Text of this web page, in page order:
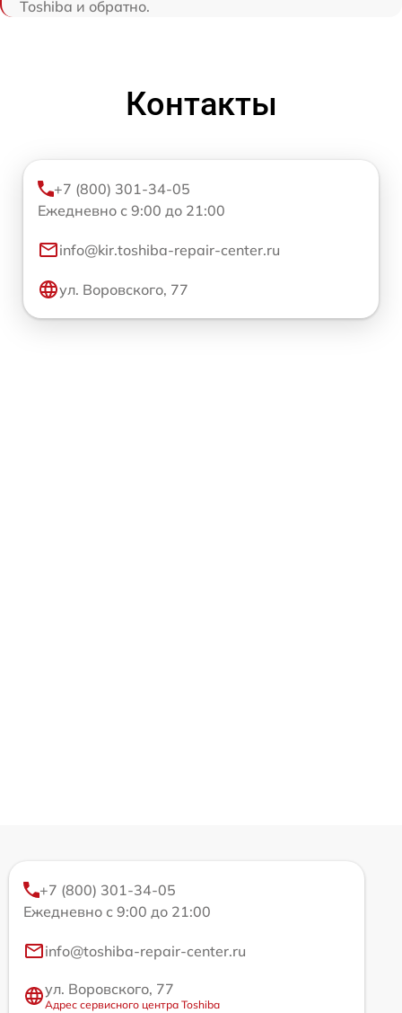
Toshiba и обратно.
Контакты
+7 (800) 301-34-05
Ежедневно с 9:00 до 21:00
info@kir.toshiba-repair-center.ru
ул. Воровского, 77
+7 (800) 301-34-05
Ежедневно с 9:00 до 21:00
info@toshiba-repair-center.ru
ул. Воровского, 77
Адрес сервисного центра Toshiba